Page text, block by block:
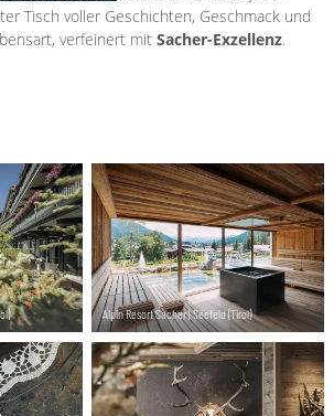
Tisch voller Geschichten, Geschmack und
verfeinert mit Sacher-Exzellenz.
Alpin Resort Sacher | Seefeld (Tirol)